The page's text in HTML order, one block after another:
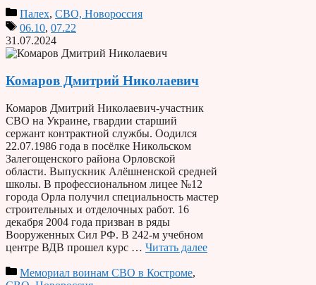
Палех, СВО, Новороссия
06.10, 07.22
31.07.2024
Комаров Дмитрий Николаевич
Комаров Дмитрий Николаевич-участник
СВО на Украине, гвардии старший
сержант контрактной службы. Оодился
22.07.1986 года в посёлке Никольском
Залегощенского района Орловской
области. Выпускник Алёшненской средней
школы. В профессиональном лицее №12
города Орла получил специальность мастер
строительных и отделочных работ. 16
декабря 2004 года призван в ряды
Вооруженных Сил РФ. В 242-м учебном
центре ВДВ прошел курс … Читать далее
Мемориал воинам СВО в Костроме,